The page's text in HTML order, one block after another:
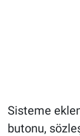
Sisteme
butonu,